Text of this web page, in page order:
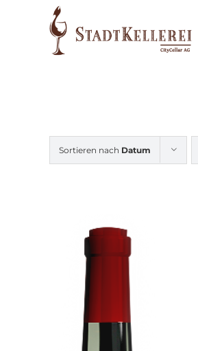
Sortieren nach Datum